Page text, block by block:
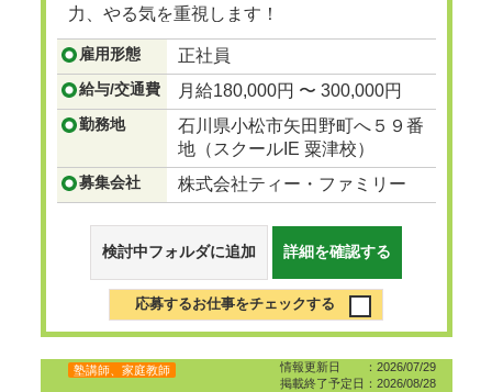
力、やる気を重視します！
...つづきを見る
雇用形態 正社員
給与/交通費 月給180,000円 〜 300,000円
勤務地
石川県小松市矢田野町へ５９番
地（スクールIE 粟津校）
募集会社 株式会社ティー・ファミリー
検討中フォルダに追加 詳細を確認する
応募するお仕事をチェックする
情報更新日 ：2026/07/29
掲載終了予定日：2026/08/28
塾講師、家庭教師